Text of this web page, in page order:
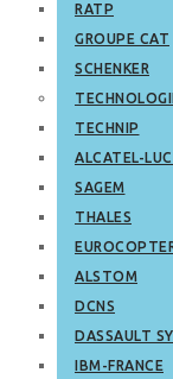
RATP
GROUPE CAT
SCHENKER
TECHNIP
ALCATEL-
SAGEM
THALES
ALSTOM
DCNS
DASSAULT
IBM-FRANCE